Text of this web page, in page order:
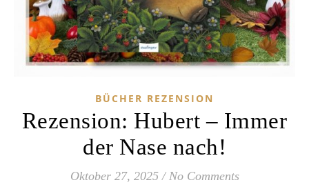
BÜCHER REZENSION
Rezension: Hubert – Immer
der Nase nach!
Oktober 27, 2025 / No Comments